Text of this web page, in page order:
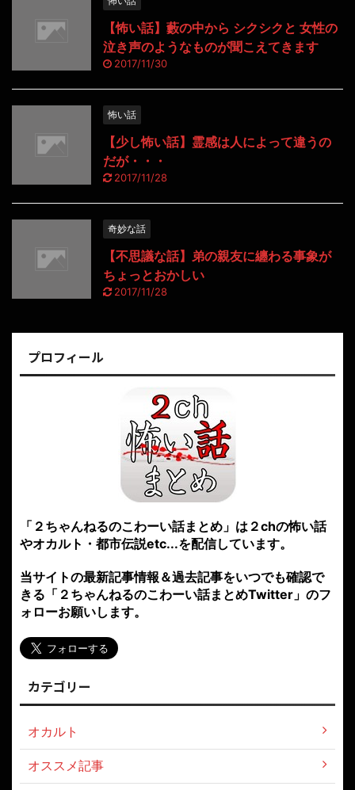
【怖い話】藪の中から シクシクと 女性の
泣き声のようなものが聞こえてきます
2017/11/30
怖い話
【少し怖い話】霊感は人によって違うの
だが・・・
2017/11/28
奇妙な話
【不思議な話】弟の親友に纏わる事象が
ちょっとおかしい
2017/11/28
プロフィール
「２ちゃんねるのこわーい話まとめ」は２chの怖い話
やオカルト・都市伝説etc...を配信しています。
当サイトの最新記事情報＆過去記事をいつでも確認で
きる「２ちゃんねるのこわーい話まとめTwitter」のフ
ォローお願いします。
カテゴリー
オカルト
オススメ記事